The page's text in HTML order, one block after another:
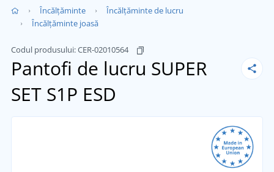
Încălţăminte
Încălțăminte de lucru
Încălțăminte joasă
Codul produsului:CER-02010564
Pantofi de lucru SUPER
SET S1P ESD